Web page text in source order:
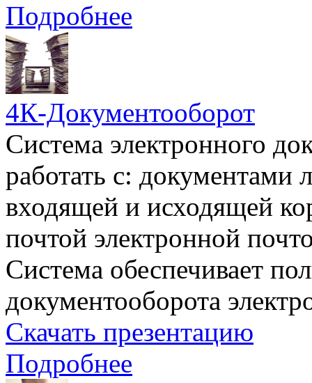
Подробнее
4К-Документооборот
Система электронного
работать с: документами
входящей и исходящей
почтой электронной
Система обеспечивает
документооборота
Скачать презентацию
Подробнее